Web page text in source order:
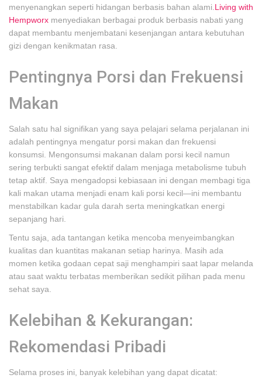
menyenangkan seperti hidangan berbasis bahan alami. Living with
Hempworx menyediakan berbagai produk berbasis nabati yang
dapat membantu menjembatani kesenjangan antara kebutuhan
gizi dengan kenikmatan rasa.
Pentingnya Porsi dan Frekuensi
Makan
Salah satu hal signifikan yang saya pelajari selama perjalanan ini
adalah pentingnya mengatur porsi makan dan frekuensi
konsumsi. Mengonsumsi makanan dalam porsi kecil namun
sering terbukti sangat efektif dalam menjaga metabolisme tubuh
tetap aktif. Saya mengadopsi kebiasaan ini dengan membagi tiga
kali makan utama menjadi enam kali porsi kecil—ini membantu
menstabilkan kadar gula darah serta meningkatkan energi
sepanjang hari.
Tentu saja, ada tantangan ketika mencoba menyeimbangkan
kualitas dan kuantitas makanan setiap harinya. Masih ada
momen ketika godaan cepat saji menghampiri saat lapar melanda
atau saat waktu terbatas memberikan sedikit pilihan pada menu
sehat saya.
Kelebihan & Kekurangan:
Rekomendasi Pribadi
Selama proses ini, banyak kelebihan yang dapat dicatat: